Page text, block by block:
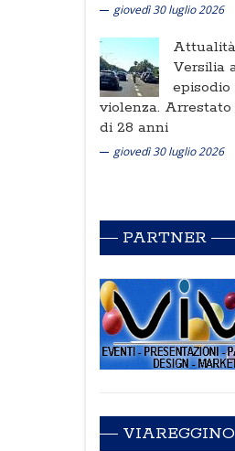
giovedì 30 luglio 2026
Versilia
violenza.
di 28 anni
giovedì 30 luglio 2026
PARTNER
VIAREGGINO